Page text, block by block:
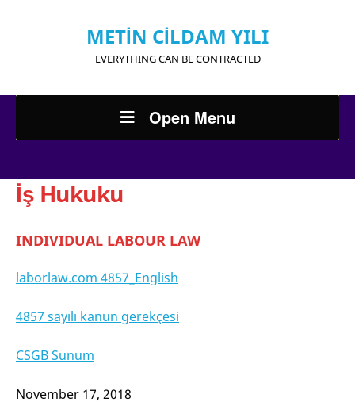
METİN CİLDAM YILI
EVERYTHING CAN BE CONTRACTED
Open Menu
İş Hukuku
INDIVIDUAL LABOUR LAW
laborlaw.com 4857_English
4857 sayılı kanun gerekçesi
CSGB Sunum
November 17, 2018